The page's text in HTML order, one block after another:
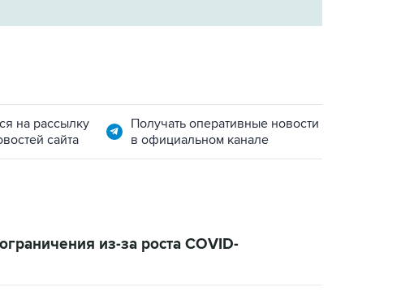
на рассылку
сайта
Получать оперативные новости
в официальном канале
из-за роста COVID-